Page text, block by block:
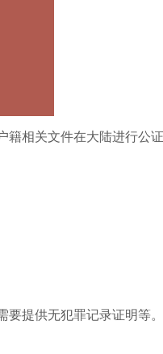
相关文件在大陆进行公
提供无犯罪记录证明等